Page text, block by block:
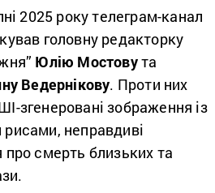
2025 року телеграм-канал
головну редакторку
Юлію Мостовута
Ведернікову. Проти них
згенеровані зображення із
неправдиві
про смерть близьких та